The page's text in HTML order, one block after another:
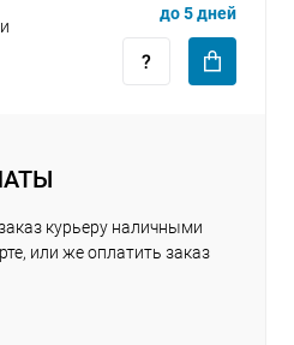
до 5 дней
курьеру наличными
или же оплатить заказ